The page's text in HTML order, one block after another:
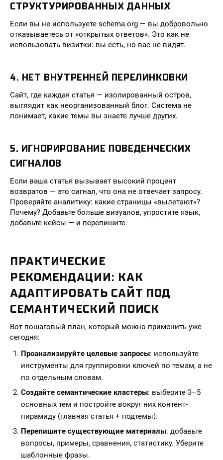
СТРУКТУРИРОВАННЫХ ДАННЫХ
Если вы не используете schema.org — вы добровольно
отказываетесь от «открытых ответов». Это как не
использовать визитки: вы есть, но вас не видят.
4. НЕТ ВНУТРЕННЕЙ ПЕРЕЛИНКОВКИ
Сайт, где каждая статья — изолированный остров,
выглядит как неорганизованный блог. Система не
понимает, какие темы вы знаете лучше других.
5. ИГНОРИРОВАНИЕ ПОВЕДЕНЧЕСКИХ
СИГНАЛОВ
Если ваша статья вызывает высокий процент
возвратов — это сигнал, что она не отвечает запросу.
Проверяйте аналитику: какие страницы «вылетают»?
Почему? Добавьте больше визуалов, упростите язык,
добавьте кейсы — и перепишите.
ПРАКТИЧЕСКИЕ
РЕКОМЕНДАЦИИ: КАК
АДАПТИРОВАТЬ САЙТ ПОД
СЕМАНТИЧЕСКИЙ ПОИСК
Вот пошаговый план, который можно применить уже
сегодня:
Проанализируйте целевые запросы: используйте
инструменты для группировки ключей по темам, а не
по отдельным словам.
Создайте семантические кластеры: выберите 3–5
основных тем и постройте вокруг них контент-
пирамиду (главная статья + подтемы).
Перепишите существующие материалы: добавьте
вопросы, примеры, сравнения, статистику. Уберите
шаблонные фразы.